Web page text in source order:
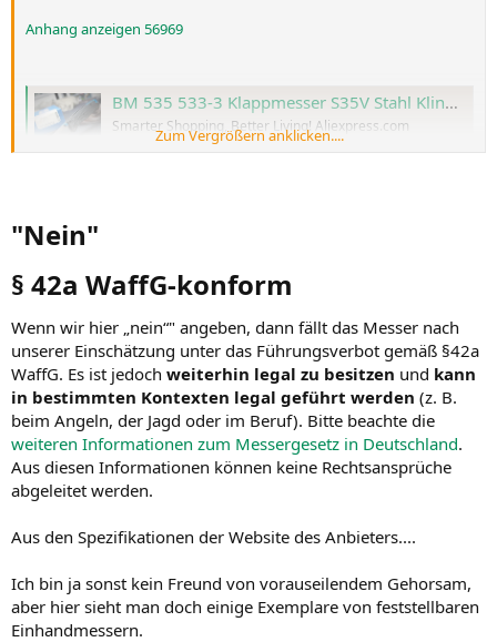
Anhang anzeigen 56969
BM 535 533-3 Klappmesser S35V Stahl Klinge Carbon Fiber Griff Outdoor Jagd Überleben Tragbare Auszustatten Geschenk
Smarter Shopping, Better Living! Aliexpress.com
a.aliexpress.com
kommen, aber mit s35v kann man bei dem Kurs nicht so viel falsch
machen.
Anhang anzeigen 56970
Zum Vergrößern anklicken....
"Nein"​
§ 42a WaffG-konform​
Wenn wir hier „nein“" angeben, dann fällt das Messer nach
unserer Einschätzung unter das Führungsverbot gemäß §42a
WaffG. Es ist jedoch weiterhin legal zu besitzen und kann
in bestimmten Kontexten legal geführt werden (z. B.
beim Angeln, der Jagd oder im Beruf). Bitte beachte die
weiteren Informationen zum Messergesetz in Deutschland.
Aus diesen Informationen können keine Rechtsansprüche
abgeleitet werden.
Aus den Spezifikationen der Website des Anbieters....
Ich bin ja sonst kein Freund von vorauseilendem Gehorsam,
aber hier sieht man doch einige Exemplare von feststellbaren
Einhandmessern.